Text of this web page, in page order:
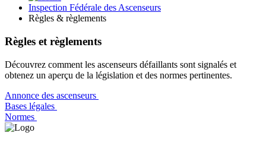
Inspection Fédérale des Ascenseurs
Règles & règlements
Règles et règlements
Découvrez comment les ascenseurs défaillants sont signalés et
obtenez un aperçu de la législation et des normes pertinentes.
Annonce des ascenseurs
Bases légales
Normes